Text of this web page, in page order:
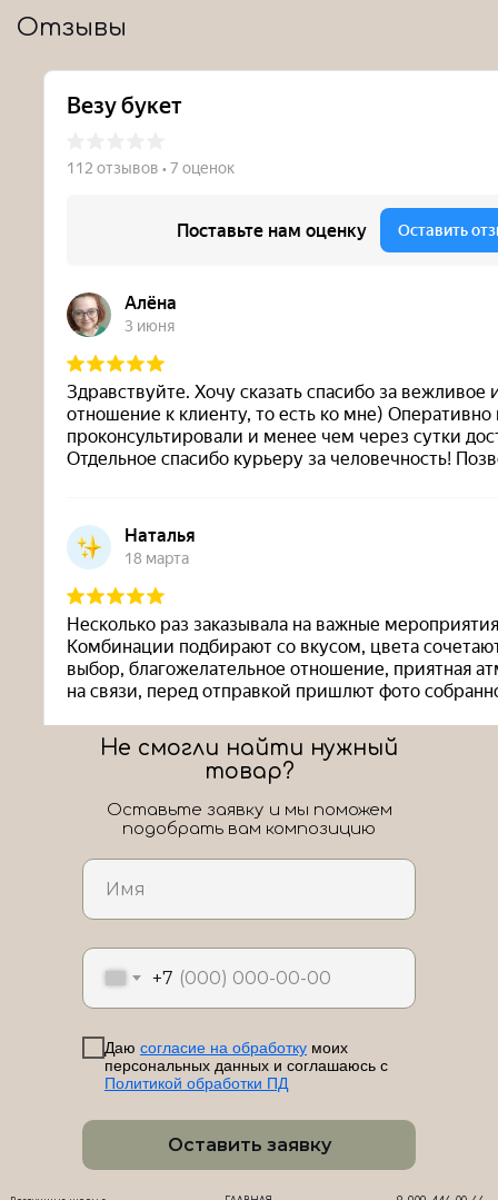
Отзывы
ЛоШАРик на карте Новороссийска — Яндекс Карты
+7
Даю согласие на обработку моих
персональных данных и соглашаюсь с
Политикой обработки ПД
Оставить заявку
Не смогли найти нужный
товар?
Оставьте заявку и мы поможем
подобрать вам композицию